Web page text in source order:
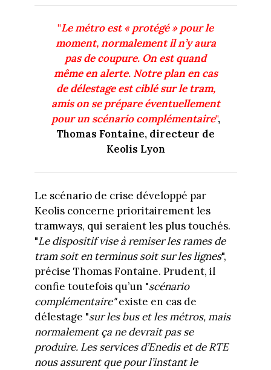
"Le métro est « protégé » pour le
moment, normalement il n’y aura
pas de coupure. On est quand
même en alerte. Notre plan en cas
de délestage est ciblé sur le tram,
amis on se prépare éventuellement
pour un scénario complémentaire",
Thomas Fontaine, directeur de
Keolis Lyon
Le scénario de crise développé par
Keolis concerne prioritairement les
tramways, qui seraient les plus touchés.
"Le dispositif vise à remiser les rames de
tram soit en terminus soit sur les lignes",
précise Thomas Fontaine. Prudent, il
confie toutefois qu’un "scénario
complémentaire"existe en cas de
délestage "sur les bus et les métros, mais
normalement ça ne devrait pas se
produire. Les services d’Enedis et de RTE
nous assurent que pour l’instant le